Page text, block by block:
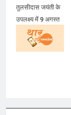
तुलसीदास जयंती के
उपलक्ष्य में 9 अगस्त
को रतनबिहारी पार्क में
मंगल मिलन समारोह